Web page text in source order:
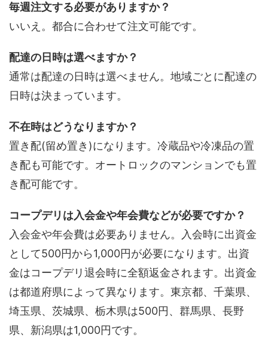
毎週注文する必要がありますか？
いいえ。都合に合わせて注文可能です。
配達の日時は選べますか？
通常は配達の日時は選べません。地域ごとに配達の
日時は決まっています。
不在時はどうなりますか？
置き配(留め置き)になります。冷蔵品や冷凍品の置
き配も可能です。オートロックのマンションでも置
き配可能です。
コープデリは入会金や年会費などが必要ですか？
入会金や年会費は必要ありません。入会時に出資金
として500円から1,000円が必要になります。出資
金はコープデリ退会時に全額返金されます。出資金
は都道府県によって異なります。東京都、千葉県、
埼玉県、茨城県、栃木県は500円、群馬県、長野
県、新潟県は1,000円です。